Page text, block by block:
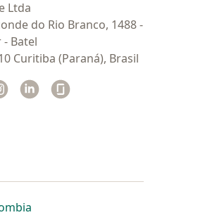
Ltda
do Rio Branco, 1488 -
- Batel
Curitiba (Paraná), Brasil
num novo separador
Instagram
abre num novo separador
Linkedin
abre num novo separador
separador
novo separador
abre num novo separador